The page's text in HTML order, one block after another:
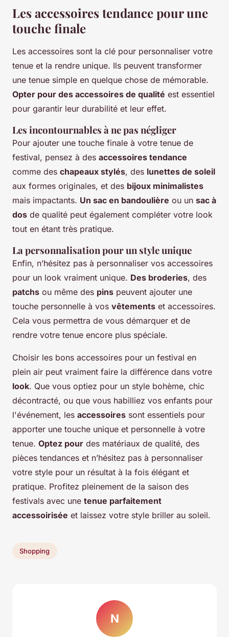
Les accessoires tendance pour une
touche finale
Les accessoires sont la clé pour personnaliser votre
tenue et la rendre unique. Ils peuvent transformer
une tenue simple en quelque chose de mémorable.
Opter pour des accessoires de qualité est essentiel
pour garantir leur durabilité et leur effet.
Les incontournables à ne pas négliger
Pour ajouter une touche finale à votre tenue de
festival, pensez à des accessoires tendance
comme des chapeaux stylés, des lunettes de soleil
aux formes originales, et des bijoux minimalistes
mais impactants. Un sac en bandoulière ou un sac à
dos de qualité peut également compléter votre look
tout en étant très pratique.
La personnalisation pour un style unique
Enfin, n’hésitez pas à personnaliser vos accessoires
pour un look vraiment unique. Des broderies, des
patchs ou même des pins peuvent ajouter une
touche personnelle à vos vêtements et accessoires.
Cela vous permettra de vous démarquer et de
rendre votre tenue encore plus spéciale.
Choisir les bons accessoires pour un festival en
plein air peut vraiment faire la différence dans votre
look. Que vous optiez pour un style bohème, chic
décontracté, ou que vous habilliez vos enfants pour
l'événement, les accessoires sont essentiels pour
apporter une touche unique et personnelle à votre
tenue. Optez pour des matériaux de qualité, des
pièces tendances et n’hésitez pas à personnaliser
votre style pour un résultat à la fois élégant et
pratique. Profitez pleinement de la saison des
festivals avec une tenue parfaitement
accessoirisée et laissez votre style briller au soleil.
Shopping
N